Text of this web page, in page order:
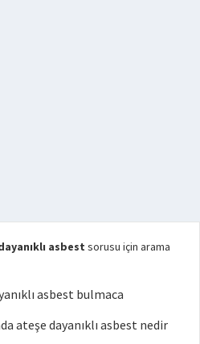
asbest sorusu için arama
asbest bulmaca
ateşe dayanıklı asbest nedir